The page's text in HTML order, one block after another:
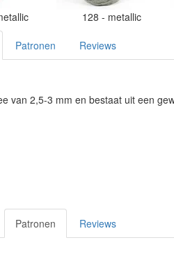
128 - metallic
Patronen Reviews
van 2,5-3 mm en bestaat uit een
Patronen Reviews